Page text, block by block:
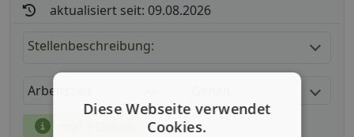
aktualisiert seit: 09.08.2026
Stellenbeschreibung:
Arbeitszeit
Diese Webseite verwendet
Cookies.